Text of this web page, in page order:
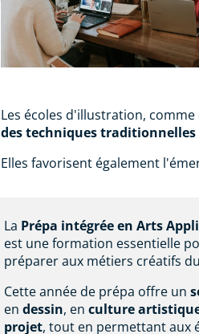
Les écoles d'illustration, comme
des techniques traditionnelles
Elles favorisent également
La Prépa intégrée en Arts
est une formation essentielle
préparer aux métiers créatifs
Cette année de prépa offre un
en dessin, en culture
projet, tout en permettant aux